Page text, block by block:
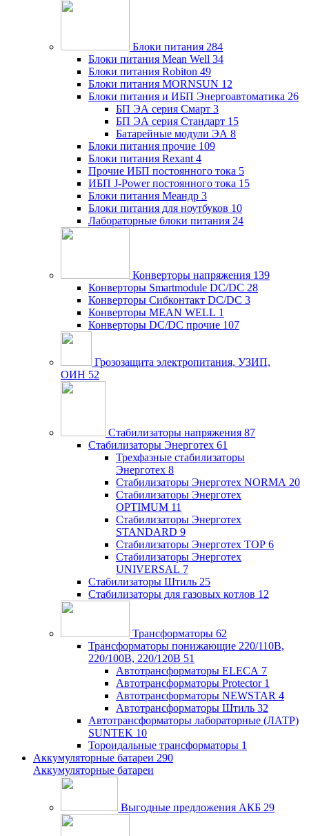
Блоки питания 284
Блоки питания Mean Well 34
Блоки питания Robiton 49
Блоки питания MORNSUN 12
Блоки питания и ИБП Энергоавтоматика 26
БП ЭА серия Смарт 3
БП ЭА серия Стандарт 15
Батарейные модули ЭА 8
Блоки питания прочие 109
Блоки питания Rexant 4
Прочие ИБП постоянного тока 5
ИБП J-Power постоянного тока 15
Блоки питания Меандр 3
Блоки питания для ноутбуков 10
Лабораторные блоки питания 24
Конверторы напряжения 139
Конверторы Smartmodule DC/DC 28
Конверторы Сибконтакт DC/DC 3
Конверторы MEAN WELL 1
Конверторы DC/DC прочие 107
Грозозащита электропитания, УЗИП,
ОИН 52
Стабилизаторы напряжения 87
Стабилизаторы Энерготех 61
Трехфазные стабилизаторы
Энерготех 8
Стабилизаторы Энерготех NORMA 20
Стабилизаторы Энерготех
OPTIMUM 11
Стабилизаторы Энерготех
STANDARD 9
Стабилизаторы Энерготех TOP 6
Стабилизаторы Энерготех
UNIVERSAL 7
Стабилизаторы Штиль 25
Стабилизаторы для газовых котлов 12
Трансформаторы 62
Трансформаторы понижающие 220/110В,
220/100В, 220/120В 51
Автотрансформаторы ELECA 7
Автотрансформаторы Protector 1
Автотрансформаторы NEWSTAR 4
Автотрансформаторы Штиль 32
Автотрансформаторы лабораторные (ЛАТР)
SUNTEK 10
Тороидальные трансформаторы 1
Аккумуляторные батареи 290
Аккумуляторные батареи
Выгодные предложения АКБ 29